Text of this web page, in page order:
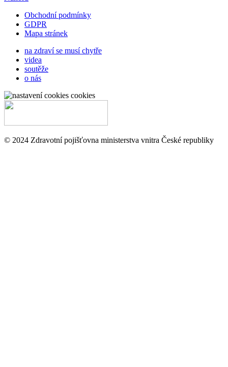
Obchodní podmínky
GDPR
Mapa stránek
na zdraví se musí chytře
videa
soutěže
o nás
cookies
© 2024 Zdravotní pojišťovna ministerstva vnitra České republiky